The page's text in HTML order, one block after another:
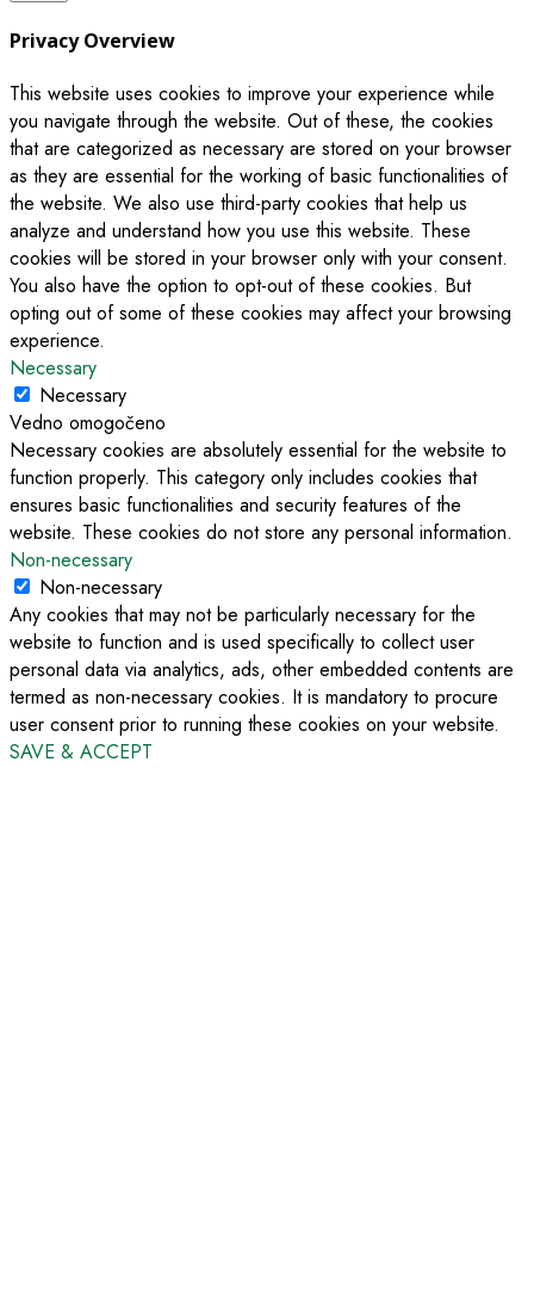
Privacy Overview
This website uses cookies to improve your experience while
you navigate through the website. Out of these, the cookies
that are categorized as necessary are stored on your browser
as they are essential for the working of basic functionalities of
the website. We also use third-party cookies that help us
analyze and understand how you use this website. These
cookies will be stored in your browser only with your consent.
You also have the option to opt-out of these cookies. But
opting out of some of these cookies may affect your browsing
experience.
Necessary
Necessary
Vedno omogočeno
Necessary cookies are absolutely essential for the website to
function properly. This category only includes cookies that
ensures basic functionalities and security features of the
website. These cookies do not store any personal information.
Non-necessary
Non-necessary
Any cookies that may not be particularly necessary for the
website to function and is used specifically to collect user
personal data via analytics, ads, other embedded contents are
termed as non-necessary cookies. It is mandatory to procure
user consent prior to running these cookies on your website.
SAVE & ACCEPT